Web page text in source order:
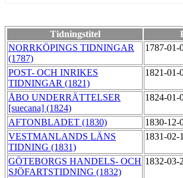
Tidningstitel
NORRKÖPINGS TIDNINGAR
(1787)
1787-01-
POST- OCH INRIKES
TIDNINGAR (1821)
1821-01-
ÅBO UNDERRÄTTELSER
[suecana] (1824)
1824-01-
AFTONBLADET (1830)
1830-12-
VESTMANLANDS LÄNS
TIDNING (1831)
1831-02-
GÖTEBORGS HANDELS- OCH
SJÖFARTSTIDNING (1832)
1832-03-